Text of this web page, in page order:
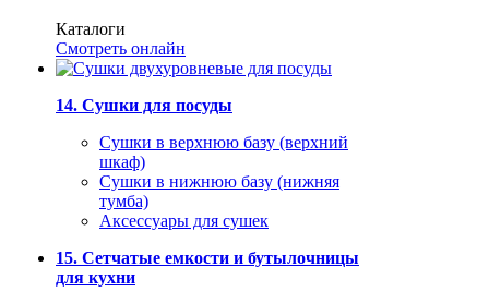
Каталоги
Смотреть онлайн
14. Сушки для посуды
Сушки в верхнюю базу (верхний
шкаф)
Сушки в нижнюю базу (нижняя
тумба)
Аксессуары для сушек
15. Сетчатые емкости и бутылочницы
для кухни